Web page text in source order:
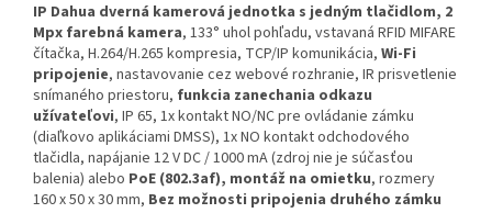
IP Dahua dverná kamerová jednotka s jedným tlačidlom, 2
Mpx farebná kamera, 133° uhol pohľadu, vstavaná RFID MIFARE
čítačka, H.264/H.265 kompresia, TCP/IP komunikácia, Wi-Fi
pripojenie, nastavovanie cez webové rozhranie, IR prisvetlenie
snímaného priestoru, funkcia zanechania odkazu
užívateľovi, IP 65, 1x kontakt NO/NC pre ovládanie zámku
(diaľkovo aplikáciami DMSS), 1x NO kontakt odchodového
tlačidla, napájanie 12 V DC / 1000 mA (zdroj nie je súčasťou
balenia) alebo PoE (802.3af), montáž na omietku, rozmery
160 x 50 x 30 mm, Bez možnosti pripojenia druhého zámku